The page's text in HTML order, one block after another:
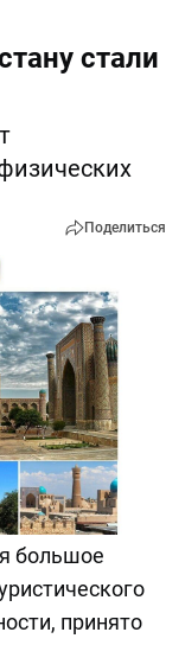
стали
Поделиться
большое
принято